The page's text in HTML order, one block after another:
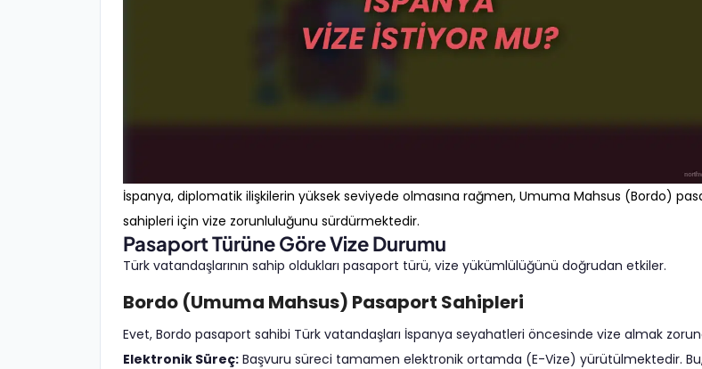
İspanya, diplomatik ilişkilerin yüksek seviyede olmasına rağmen, Umuma Mahsus (Bordo)
sahipleri için vize zorunluluğunu sürdürmektedir.
Pasaport Türüne Göre Vize Durumu
Türk vatandaşlarının sahip oldukları pasaport türü, vize yükümlülüğünü doğrudan etkiler.
Bordo (Umuma Mahsus) Pasaport Sahipleri
Evet, Bordo pasaport sahibi Türk vatandaşları İspanya seyahatleri öncesinde vize almak
Elektronik Süreç: Başvuru süreci tamamen elektronik ortamda (E-Vize) yürütülmektedir.